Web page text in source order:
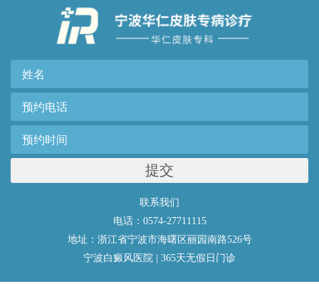
提交
联系我们
电话：0574-27711115
地址：浙江省宁波市海曙区丽园南路526号
宁波白癜风医院 | 365天无假日门诊